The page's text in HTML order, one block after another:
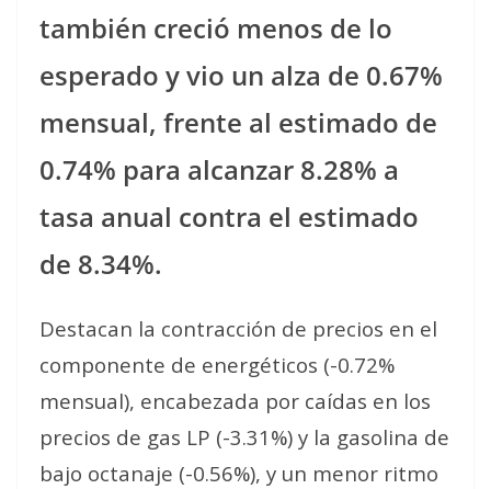
también creció menos de lo
esperado y vio un alza de 0.67%
mensual, frente al estimado de
0.74% para alcanzar 8.28% a
tasa anual contra el estimado
de 8.34%.
Destacan la contracción de precios en el
componente de energéticos (-0.72%
mensual), encabezada por caídas en los
precios de gas LP (-3.31%) y la gasolina de
bajo octanaje (-0.56%), y un menor ritmo